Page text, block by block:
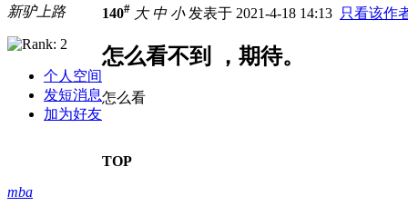
新驴上路
个人空间
发短消息
加为好友
140# 大 中 小发表于 2021-4-18 14:13 只看该作
怎么看不到 ，期待。
怎么看
TOP
mba